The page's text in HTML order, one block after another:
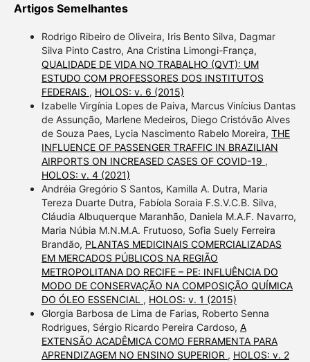
Artigos Semelhantes
Rodrigo Ribeiro de Oliveira, Iris Bento Silva, Dagmar
Silva Pinto Castro, Ana Cristina Limongi-França,
QUALIDADE DE VIDA NO TRABALHO (QVT): UM
ESTUDO COM PROFESSORES DOS INSTITUTOS
FEDERAIS , HOLOS: v. 6 (2015)
Izabelle Virgínia Lopes de Paiva, Marcus Vinícius Dantas
de Assunção, Marlene Medeiros, Diego Cristóvão Alves
de Souza Paes, Lycia Nascimento Rabelo Moreira, THE
INFLUENCE OF PASSENGER TRAFFIC IN BRAZILIAN
AIRPORTS ON INCREASED CASES OF COVID-19 ,
HOLOS: v. 4 (2021)
Andréia Gregório S Santos, Kamilla A. Dutra, Maria
Tereza Duarte Dutra, Fabíola Soraia F.S.V.C.B. Silva,
Cláudia Albuquerque Maranhão, Daniela M.A.F. Navarro,
Maria Núbia M.N.M.A. Frutuoso, Sofia Suely Ferreira
Brandão, PLANTAS MEDICINAIS COMERCIALIZADAS
EM MERCADOS PÚBLICOS NA REGIÃO
METROPOLITANA DO RECIFE – PE: INFLUÊNCIA DO
MODO DE CONSERVAÇÃO NA COMPOSIÇÃO QUÍMICA
DO ÓLEO ESSENCIAL , HOLOS: v. 1 (2015)
Glorgia Barbosa de Lima de Farias, Roberto Senna
Rodrigues, Sérgio Ricardo Pereira Cardoso, A
EXTENSÃO ACADÊMICA COMO FERRAMENTA PARA
APRENDIZAGEM NO ENSINO SUPERIOR , HOLOS: v. 2